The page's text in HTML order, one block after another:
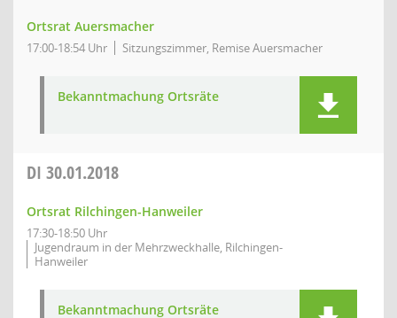
Ortsrat Auersmacher
17:00-18:54 Uhr Sitzungszimmer, Remise Auersmacher
Bekanntmachung Ortsräte
DI 30.01.2018
Ortsrat Rilchingen-Hanweiler
17:30-18:50 Uhr
Jugendraum in der Mehrzweckhalle, Rilchingen-
Hanweiler
Bekanntmachung Ortsräte